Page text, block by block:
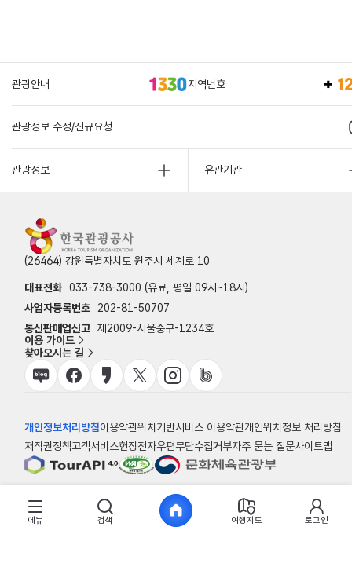
관광안내 지역번호
관광정보 수정/신규요청
관광정보 유관기관
(26464) 강원특별자치도 원주시 세계로 10
대표전화 033-738-3000 (유료, 평일 09시~18시)
사업자등록번호
202-81-50707
통신판매업신고 제2009-서울중구-1234호
이용 가이드
찾아오시는 길
개인정보처리방침이용약관위치기반서비스 이용약관개인위치정보 처리방침
저작권정책고객서비스헌장전자우편무단수집거부자주 묻는 질문사이트맵
© 한국관광공사
메뉴 검색 여행지도 로그인